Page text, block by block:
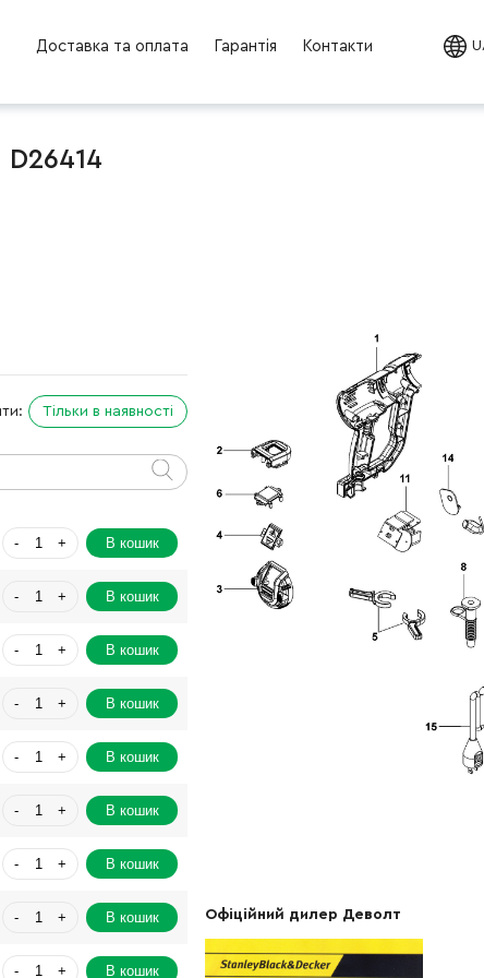
Доставка та оплата Гарантія Контакти
Тільки в наявності
- + В кошик
- + В кошик
- + В кошик
- + В кошик
- + В кошик
- + В кошик
- + В кошик
- + В кошик
- + В кошик
Офіційний дилер Деволт